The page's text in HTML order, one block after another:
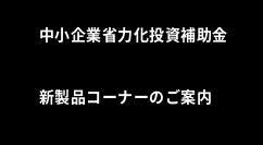
海外出店をご検討のお客様へ
中小企業省力化投資補助金
新製品コーナーのご案内